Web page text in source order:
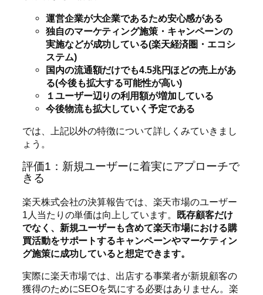
運営企業が大企業であるため安心感がある
独自のマーケティング施策・キャンペーンの
実施などが成功している(楽天経済圏・エコシ
ステム)
国内の流通額だけでも4.5兆円ほどの売上があ
る(今後も拡大する可能性が高い)
１ユーザー辺りの利用額が増加している
今後物流も拡大していく予定である
では、上記以外の特徴について詳しくみていきまし
ょう。
評価1：新規ユーザーに着実にアプローチで
きる
楽天株式会社の決算報告では、楽天市場のユーザー
1人当たりの単価は向上しています。
既存顧客だけ
でなく、新規ユーザーも含めて楽天市場における購
買活動をサポートするキャンペーンやマーケティン
グ施策に成功していると想定できます。
実際に楽天市場では、出店する事業者が新規顧客の
獲得のためにSEOを気にする必要はありません。楽